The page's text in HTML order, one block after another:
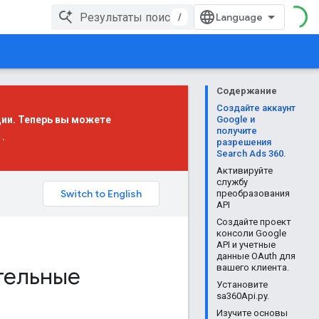
/
Содержание
Создайте аккаунт
Google и
получите
разрешения
Search Ads 360.
Активируйте
службу
преобразования
API
Создайте проект
консоли Google
API и учетные
данные OAuth для
вашего клиента.
Установите
sa360Api.py.
Изучите основы
Теперь вы можете
.